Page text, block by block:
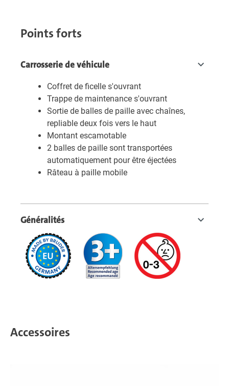
Points forts
Carrosserie de véhicule
Coffret de ficelle s'ouvrant
Trappe de maintenance s'ouvrant
Sortie de balles de paille avec chaînes,
repliable deux fois vers le haut
Montant escamotable
2 balles de paille sont transportées
automatiquement pour être éjectées
Râteau à paille mobile
Généralités
Accessoires